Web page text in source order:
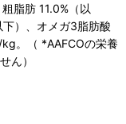
脂肪 11.0%（以
）、オメガ3脂肪酸
。（ *AAFCOの栄養
ん）